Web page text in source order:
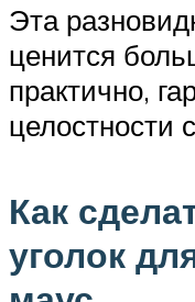
Эта
ценится
практично,
целостности
Как
уголок